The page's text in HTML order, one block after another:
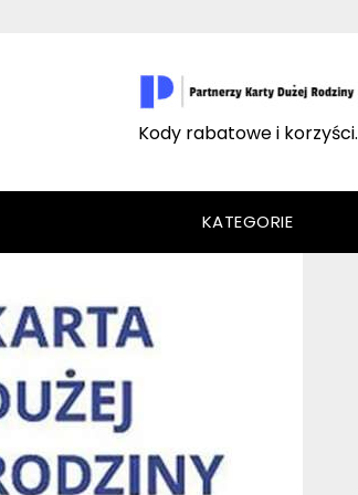
Kody rabatowe i korzyści.
KATEGORIE